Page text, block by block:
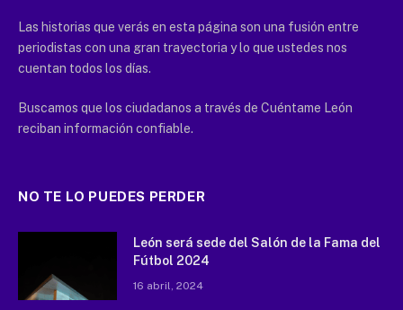
Las historias que verás en esta página son una fusión entre
periodistas con una gran trayectoria y lo que ustedes nos
cuentan todos los días.
Buscamos que los ciudadanos a través de Cuéntame León
reciban información confiable.
NO TE LO PUEDES PERDER
León será sede del Salón de la Fama del
Fútbol 2024
16 abril, 2024